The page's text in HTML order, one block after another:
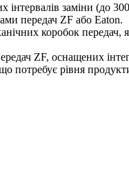
інтервалів заміни (до
передач ZF або Eaton.
коробок
ZF, оснащених
потребує рівня